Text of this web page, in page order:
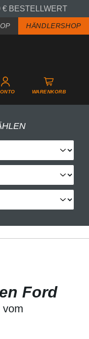
€ BESTELLWERT
HÄNDLERSHOP
WARENKORB
Ford
vom